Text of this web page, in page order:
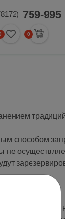
759-995
0
способом
здоровью.
характер и